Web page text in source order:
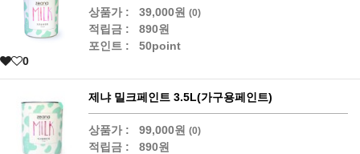
상품가 : 39,000원 (0)
적립금 :
890원
포인트 :
50point
0
제냐 밀크페인트 3.5L(가구용페인트)
상품가 : 99,000원 (0)
적립금 :
890원